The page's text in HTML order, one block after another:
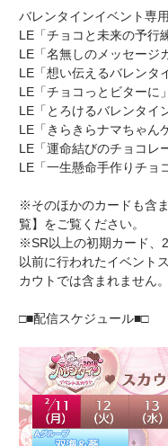
バレンタインイベント専
LE「チョコと未来の予
LE「名無しのメッセージ
LE「想い伝えるバレンタ
LE「チョコっとビター
LE「とろけるバレンタ
LE「きらきらナマちゃ
LE「運命結びのチョコ
LE「一生懸命手作りチ
※そのほかのカードも含
覧】をご覧ください。
※SR以上の初期カード、
以前に行われたイベント
カウトでは含まれません。
□■配信スケジュール■□